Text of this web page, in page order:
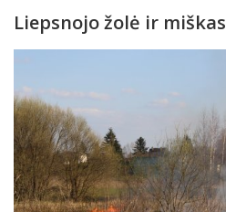
Liepsnojo žolė ir miškas